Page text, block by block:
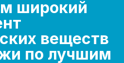
широкий
веществ
по лучшим